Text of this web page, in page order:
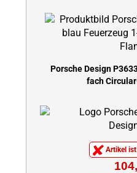
Porsche Design
fach
Artikel ist